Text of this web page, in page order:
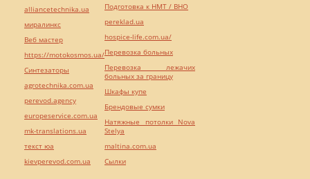
alliancetechnika.ua
миралинкс
Веб мастер
https://motokosmos.ua/
Синтезаторы
agrotechnika.com.ua
perevod.agency
europeservice.com.ua
mk-translations.ua
текст юа
kievperevod.com.ua
Подготовка к НМТ / ВНО
pereklad.ua
hospice-life.com.ua/
Перевозка больных
Перевозка лежачих
больных за границу
Шкафы купе
Брендовые сумки
Натяжные потолки Nova
Stelya
maltina.com.ua
Cылки